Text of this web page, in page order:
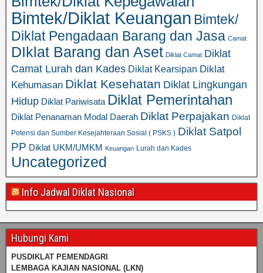
Bimtek/Diklat Keuangan Bimtek/
Diklat Pengadaan Barang dan Jasa Camat
DIklat Barang dan Aset Diklat Camat Diklat
Camat Lurah dan Kades Diklat Kearsipan Diklat
Kehumasan Diklat Kesehatan Diklat Lingkungan
Hidup Diklat Pariwisata Diklat Pemerintahan
Diklat Penanaman Modal Daerah Diklat Perpajakan Diklat
Potensi dan Sumber Kesejahteraan Sosial ( PSKS ) Diklat Satpol
PP Diklat UKM/UMKM Keuangan Lurah dan Kades
Uncategorized
Info Jadwal Diklat Nasional
Hubungi Kami
PUSDIKLAT PEMENDAGRI
LEMBAGA KAJIAN NASIONAL (LKN)